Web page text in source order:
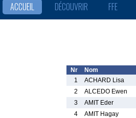
ACCUEIL DÉCOUVRIR FFE
Nr
Nom
1
ACHARD Lisa
2
ALCEDO Ewen
3
AMIT Eder
4
AMIT Hagay